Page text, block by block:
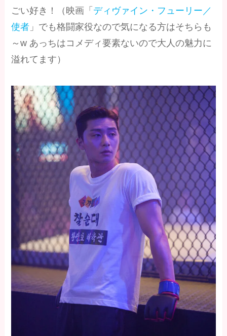
ごい好き！（映画「 ディヴァイン・フューリー／
使者 」でも格闘家役なので気になる方はそちらも
～w あっちはコメディ要素ないので大人の魅力に
溢れてます）